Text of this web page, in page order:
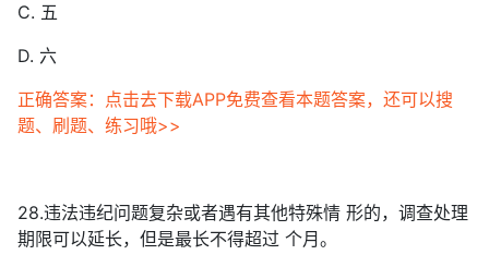
C. 五
D. 六
正确答案：点击去下载APP免费查看本题答案，还可以搜
题、刷题、练习哦>>
28.违法违纪问题复杂或者遇有其他特殊情 形的，调查处理
期限可以延长，但是最长不得超过 个月。